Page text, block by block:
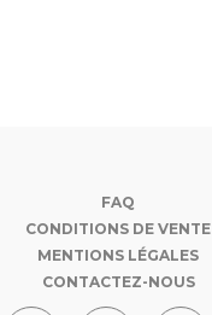
FAQ
CONDITIONS DE VENTE
MENTIONS LÉGALES
CONTACTEZ-NOUS